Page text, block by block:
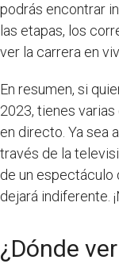
podrás encontrar
las etapas, los
ver la carrera en
En resumen, si
2023, tienes
en directo. Ya sea
través de la
de un espectáculo
dejará indiferente.
¿Dónde